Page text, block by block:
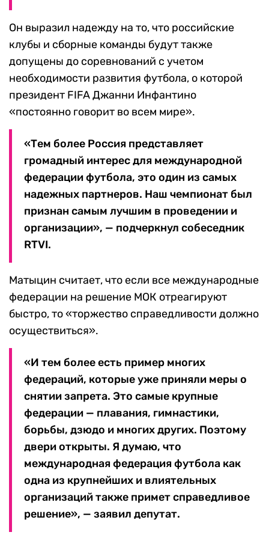
Он выразил надежду на то, что российские
клубы и сборные команды будут также
допущены до соревнований с учетом
необходимости развития футбола, о которой
президент FIFA Джанни Инфантино
«постоянно говорит во всем мире».
«Тем более Россия представляет
громадный интерес для международной
федерации футбола, это один из самых
надежных партнеров. Наш чемпионат был
признан самым лучшим в проведении и
организации», — подчеркнул собеседник
RTVI.
Матыцин считает, что если все международные
федерации на решение МОК отреагируют
быстро, то «торжество справедливости должно
осуществиться».
«И тем более есть пример многих
федераций, которые уже приняли меры о
снятии запрета. Это самые крупные
федерации — плавания, гимнастики,
борьбы, дзюдо и многих других. Поэтому
двери открыты. Я думаю, что
международная федерация футбола как
одна из крупнейших и влиятельных
организаций также примет справедливое
решение», — заявил депутат.